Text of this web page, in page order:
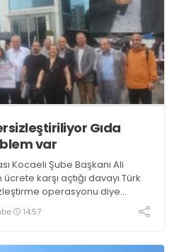
Gıda
var
Kocaeli Şube Başkanı Ali
karşı açtığı davayı Türk
operasyonu diye
önemli problemlerimiz
14:57